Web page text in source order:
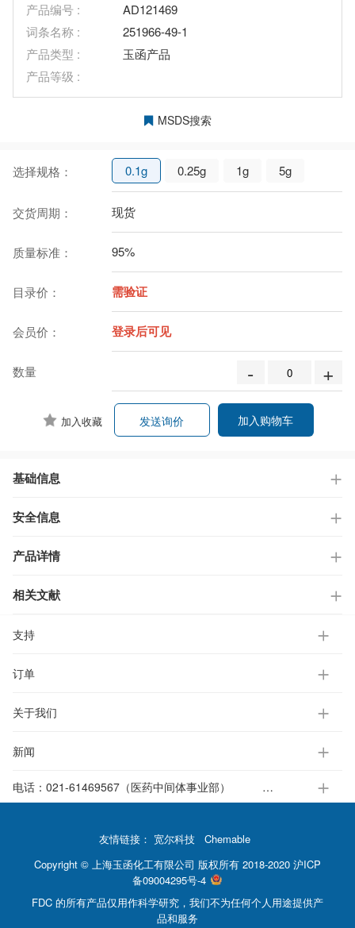
产品编号 :
AD121469
词条名称 :
251966-49-1
产品类型 :
玉函产品
产品等级 :
MSDS搜索
选择规格： 0.1g 0.25g 1g 5g
交货周期： 现货
质量标准： 95%
目录价： 需验证
会员价： 登录后可见
数量 - +
加入收藏 加入购物车
发送询价
基础信息
安全信息
产品详情
相关文献
支持
订单
关于我们
新闻
电话： 021-61469567（医药中间体事业部）
友情链接： 宽尔科技
Chemable
Copyright © 上海玉函化工有限公司 版权所有 2018-2020 沪ICP
备09004295号-4
FDC 的所有产品仅用作科学研究，我们不为任何个人用途提供产
品和服务